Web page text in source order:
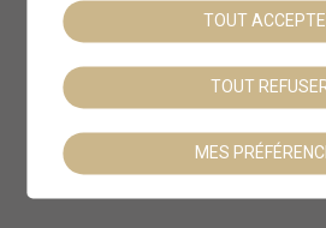
TOUT
TOUT
MES